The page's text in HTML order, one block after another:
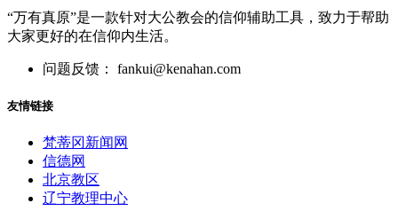
“万有真原”是一款针对大公教会的信仰辅助工具，致力于帮助
大家更好的在信仰内生活。
问题反馈： fankui@kenahan.com
友情链接
梵蒂冈新闻网
信德网
北京教区
辽宁教理中心